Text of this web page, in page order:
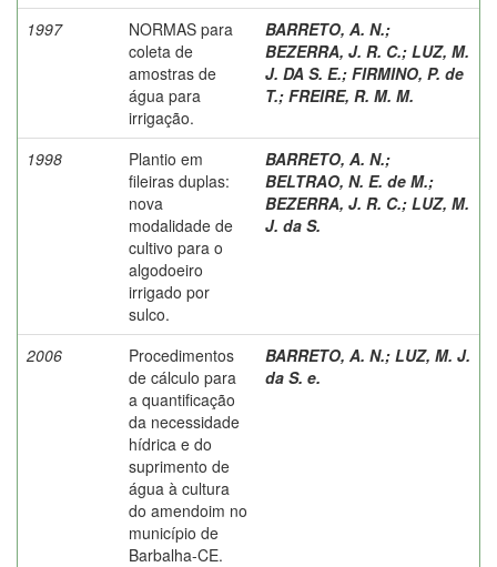
1997
NORMAS para
coleta de
amostras de
água para
irrigação.
BARRETO, A. N.;
BEZERRA, J. R. C.; LUZ, M.
J. DA S. E.; FIRMINO, P. de
T.; FREIRE, R. M. M.
1998
Plantio em
fileiras duplas:
nova
modalidade de
cultivo para o
algodoeiro
irrigado por
sulco.
BARRETO, A. N.;
BELTRAO, N. E. de M.;
BEZERRA, J. R. C.; LUZ, M.
J. da S.
2006
Procedimentos
de cálculo para
a quantificação
da necessidade
hídrica e do
suprimento de
água à cultura
do amendoim no
município de
Barbalha-CE.
BARRETO, A. N.; LUZ, M. J.
da S. e.